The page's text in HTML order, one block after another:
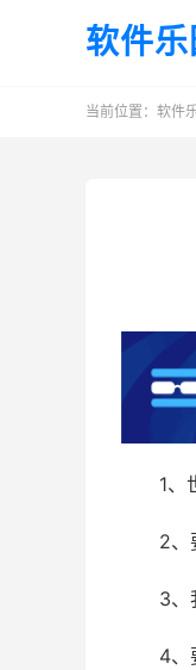
软件乐
当前位置： 软件
1、
2、
3、
4、